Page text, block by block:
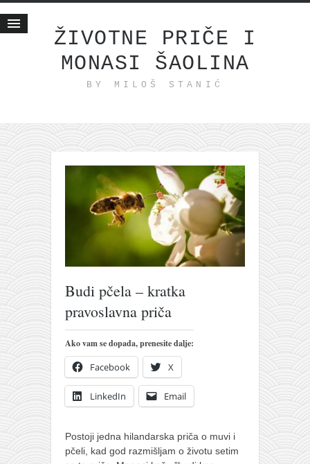
ŽIVOTNE PRIČE I
MONASI ŠAOLINA
BY MILOŠ STANIĆ
Životne priče
internet poslovanje
ishranom do zdravlja
moj haiku
momenti i mesta
bonus sadržaj
Svetlopis
zakonopravilo
duhovni otac
pravoslavlje
zabranjena istorija
ćirilica
porodične priče
umesto tvitera
azbuki i knjige
Budi pčela – kratka
pravoslavna priča
Ako vam se dopada, prenesite dalje:
Facebook X
LinkedIn Email
Postoji jedna hilandarska priča o muvi i
pčeli, kad god razmišljam o životu setim